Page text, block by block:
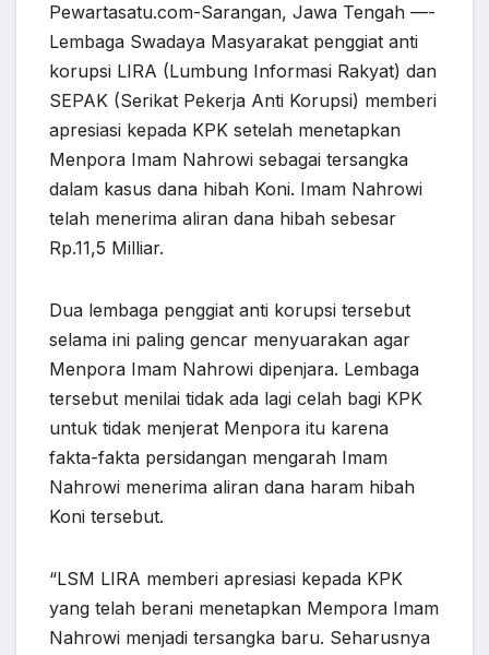
Pewartasatu.com-Sarangan, Jawa Tengah —-
Lembaga Swadaya Masyarakat penggiat anti
korupsi LIRA (Lumbung Informasi Rakyat) dan
SEPAK (Serikat Pekerja Anti Korupsi) memberi
apresiasi kepada KPK setelah menetapkan
Menpora Imam Nahrowi sebagai tersangka
dalam kasus dana hibah Koni. Imam Nahrowi
telah menerima aliran dana hibah sebesar
Rp.11,5 Milliar.
Dua lembaga penggiat anti korupsi tersebut
selama ini paling gencar menyuarakan agar
Menpora Imam Nahrowi dipenjara. Lembaga
tersebut menilai tidak ada lagi celah bagi KPK
untuk tidak menjerat Menpora itu karena
fakta-fakta persidangan mengarah Imam
Nahrowi menerima aliran dana haram hibah
Koni tersebut.
“LSM LIRA memberi apresiasi kepada KPK
yang telah berani menetapkan Mempora Imam
Nahrowi menjadi tersangka baru. Seharusnya